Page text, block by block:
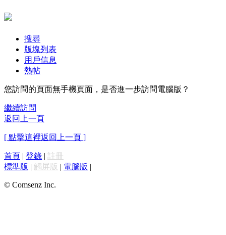
搜尋
版塊列表
用戶信息
熱帖
您訪問的頁面無手機頁面，是否進一步訪問電腦版？
繼續訪問
返回上一頁
[ 點擊這裡返回上一頁 ]
首頁 | 登錄 | 註冊
標準版 | 觸屏版 | 電腦版 |
© Comsenz Inc.